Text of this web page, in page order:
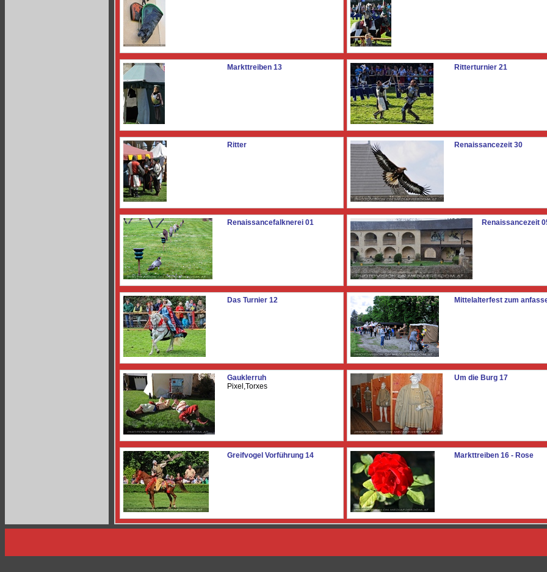
Markttreiben 13 Ritterturnier 21
Ritter Renaissancezeit 30
Renaissancefalknerei 01 Renaissancezeit
Das Turnier 12 Mittelalterfest zum
Gauklerruh
Pixel,Torxes
Um die Burg 17
Greifvogel Vorführung 14 Markttreiben 16 - Rose